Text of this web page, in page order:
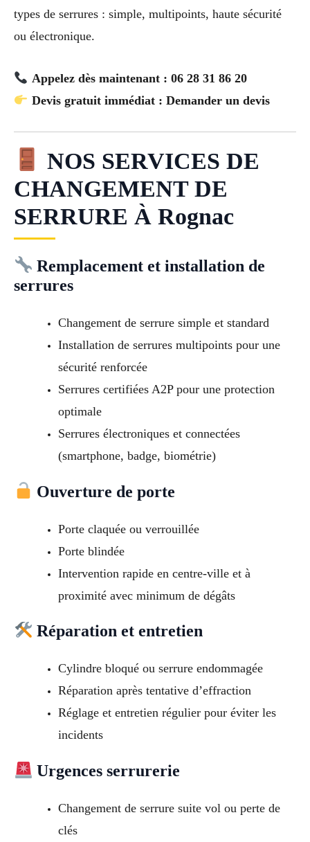
types de serrures : simple, multipoints, haute sécurité
ou électronique.
Appelez dès maintenant : 06 28 31 86 20
Devis gratuit immédiat : Demander un devis
NOS SERVICES DE
CHANGEMENT DE
SERRURE À Rognac
Remplacement et installation de
serrures
Changement de serrure simple et standard
Installation de serrures multipoints pour une
sécurité renforcée
Serrures certifiées A2P pour une protection
optimale
Serrures électroniques et connectées
(smartphone, badge, biométrie)
Ouverture de porte
Porte claquée ou verrouillée
Porte blindée
Intervention rapide en centre-ville et à
proximité avec minimum de dégâts
Réparation et entretien
Cylindre bloqué ou serrure endommagée
Réparation après tentative d’effraction
Réglage et entretien régulier pour éviter les
incidents
Urgences serrurerie
Changement de serrure suite vol ou perte de
clés